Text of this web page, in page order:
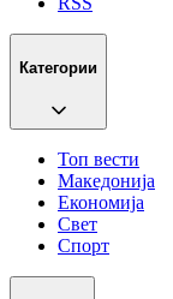
Категории
Топ вести
Македонија
Економија
Свет
Спорт